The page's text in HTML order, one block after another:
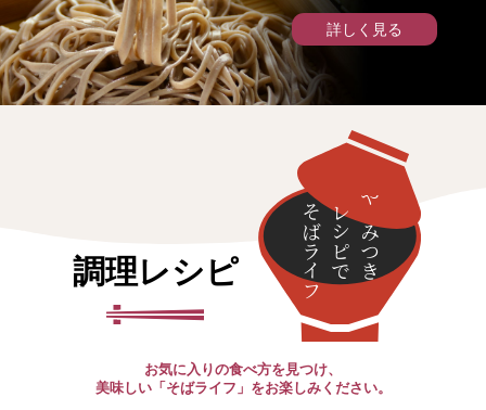
詳しく見る
調理レシピ やみつき
レシピで
そばライフ
お気に入りの食べ方を見つけ、
美味しい「そばライフ」をお楽しみください。